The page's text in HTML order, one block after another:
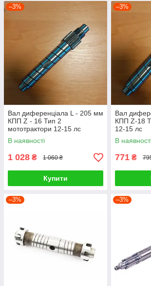
–3%
Вал диференціала L - 205 мм
КПП Z - 16 Тип 2
мототрактори 12-15 лс
В наявності
1 028 ₴ 1 060 ₴
Купити
–3%
Вал
КПП Z-18
12-15 лс
В
771 ₴
–3% –3%